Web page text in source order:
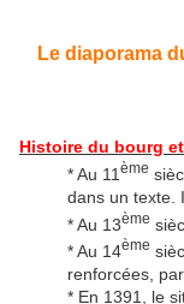
Le diaporama
Histoire du bourg
* Au 11 ème
dans un texte.
* Au 13ème
* Au 14ème
renforcées,
* En 1391, le